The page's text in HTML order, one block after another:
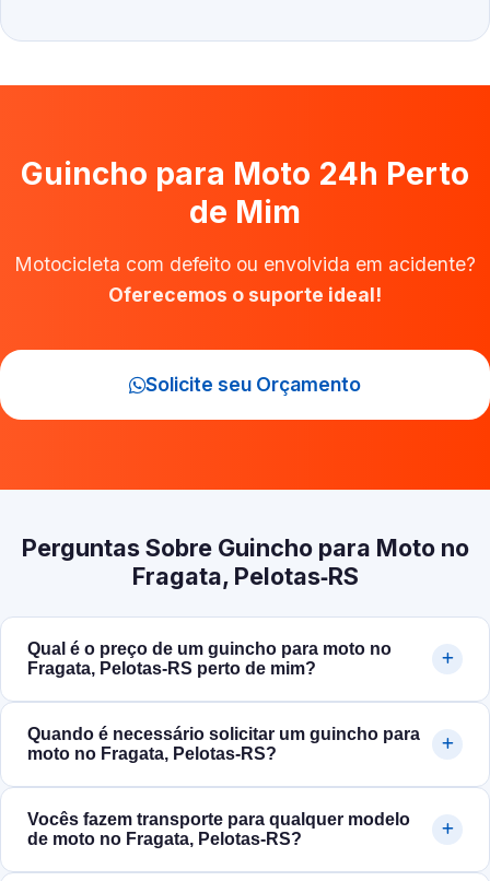
Guincho para Moto 24h Perto
de Mim
Motocicleta com defeito ou envolvida em acidente?
Oferecemos o suporte ideal!
Solicite seu Orçamento
Perguntas Sobre Guincho para Moto no
Fragata, Pelotas‑RS
Qual é o preço de um guincho para moto no
Fragata, Pelotas‑RS perto de mim?
Quando é necessário solicitar um guincho para
moto no Fragata, Pelotas‑RS?
Vocês fazem transporte para qualquer modelo
de moto no Fragata, Pelotas‑RS?